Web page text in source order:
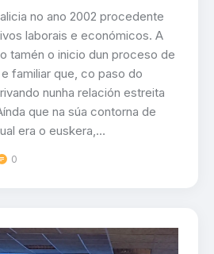
no ano 2002 procedente
laborais e económicos. A
tamén o inicio dun proceso de
familiar que, co paso do
nunha relación estreita
que na súa contorna de
era o euskera,…
0